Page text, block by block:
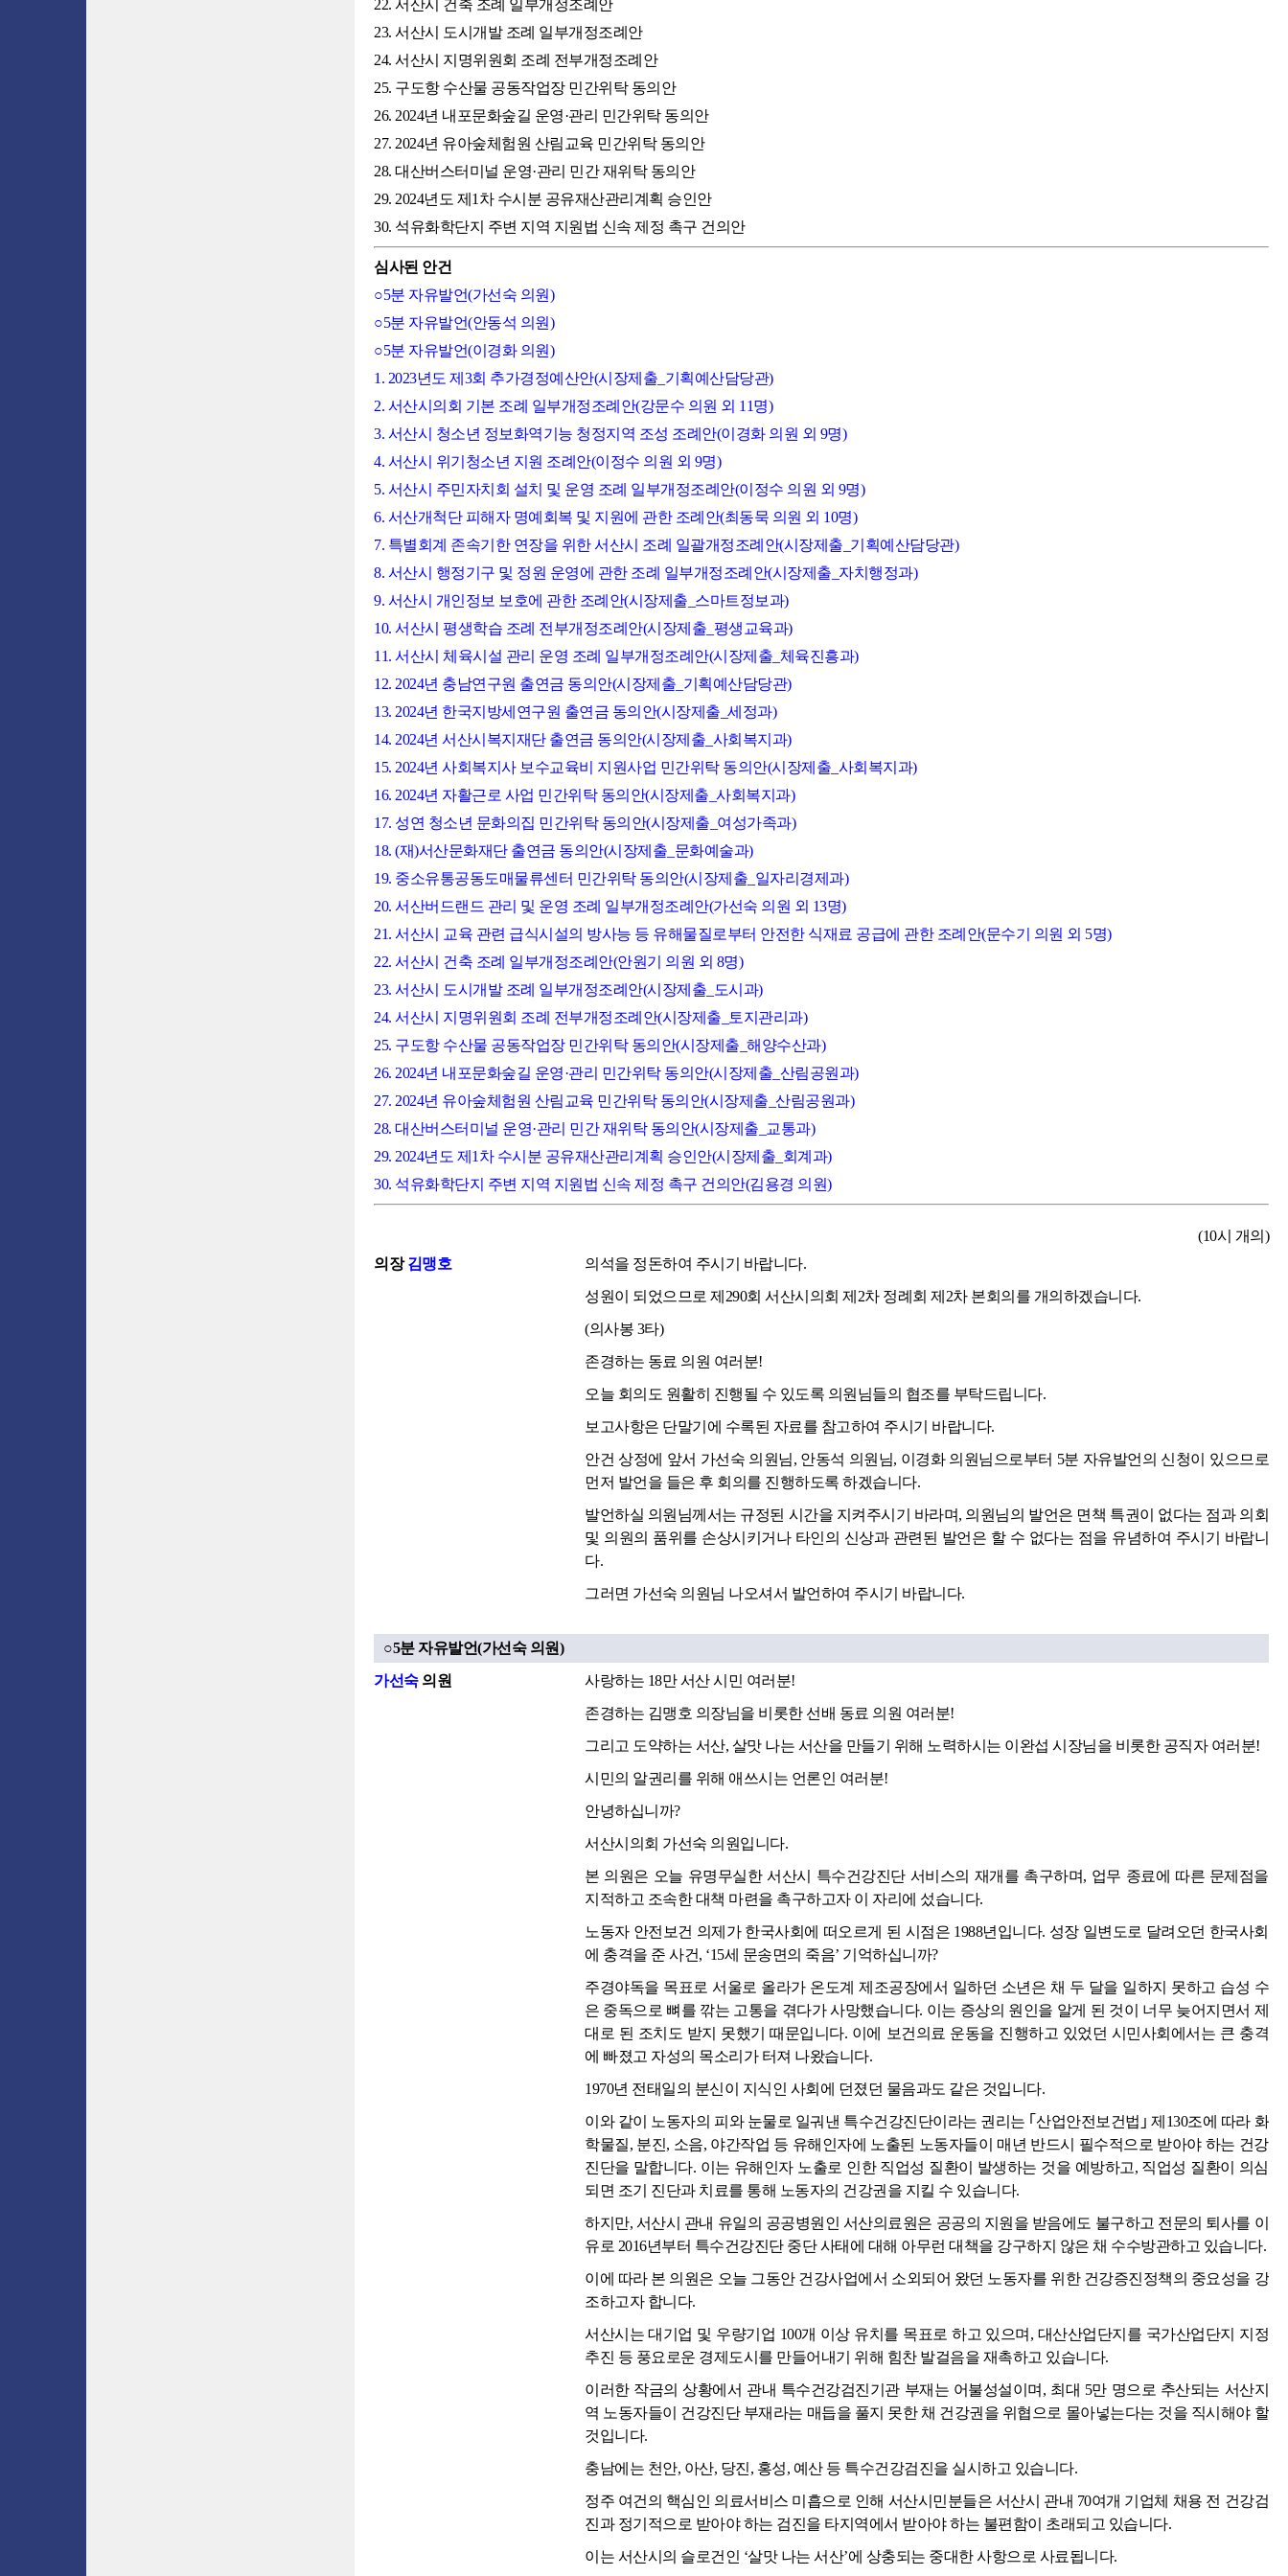
22. 서산시 건축 조례 일부개정조례안
23. 서산시 도시개발 조례 일부개정조례안
24. 서산시 지명위원회 조례 전부개정조례안
25. 구도항 수산물 공동작업장 민간위탁 동의안
26. 2024년 내포문화숲길 운영·관리 민간위탁 동의안
27. 2024년 유아숲체험원 산림교육 민간위탁 동의안
28. 대산버스터미널 운영·관리 민간 재위탁 동의안
29. 2024년도 제1차 수시분 공유재산관리계획 승인안
30. 석유화학단지 주변 지역 지원법 신속 제정 촉구 건의안
심사된 안건
○5분 자유발언(가선숙 의원)
○5분 자유발언(안동석 의원)
○5분 자유발언(이경화 의원)
1. 2023년도 제3회 추가경정예산안(시장제출_기획예산담당관)
2. 서산시의회 기본 조례 일부개정조례안(강문수 의원 외 11명)
3. 서산시 청소년 정보화역기능 청정지역 조성 조례안(이경화 의원 외 9명)
4. 서산시 위기청소년 지원 조례안(이정수 의원 외 9명)
5. 서산시 주민자치회 설치 및 운영 조례 일부개정조례안(이정수 의원 외 9명)
6. 서산개척단 피해자 명예회복 및 지원에 관한 조례안(최동묵 의원 외 10명)
7. 특별회계 존속기한 연장을 위한 서산시 조례 일괄개정조례안(시장제출_기획예산담당관)
8. 서산시 행정기구 및 정원 운영에 관한 조례 일부개정조례안(시장제출_자치행정과)
9. 서산시 개인정보 보호에 관한 조례안(시장제출_스마트정보과)
10. 서산시 평생학습 조례 전부개정조례안(시장제출_평생교육과)
11. 서산시 체육시설 관리 운영 조례 일부개정조례안(시장제출_체육진흥과)
12. 2024년 충남연구원 출연금 동의안(시장제출_기획예산담당관)
13. 2024년 한국지방세연구원 출연금 동의안(시장제출_세정과)
14. 2024년 서산시복지재단 출연금 동의안(시장제출_사회복지과)
15. 2024년 사회복지사 보수교육비 지원사업 민간위탁 동의안(시장제출_사회복지과)
16. 2024년 자활근로 사업 민간위탁 동의안(시장제출_사회복지과)
17. 성연 청소년 문화의집 민간위탁 동의안(시장제출_여성가족과)
18. (재)서산문화재단 출연금 동의안(시장제출_문화예술과)
19. 중소유통공동도매물류센터 민간위탁 동의안(시장제출_일자리경제과)
20. 서산버드랜드 관리 및 운영 조례 일부개정조례안(가선숙 의원 외 13명)
21. 서산시 교육 관련 급식시설의 방사능 등 유해물질로부터 안전한 식재료 공급에 관한 조례안(문수기 의원 외 5명)
22. 서산시 건축 조례 일부개정조례안(안원기 의원 외 8명)
23. 서산시 도시개발 조례 일부개정조례안(시장제출_도시과)
24. 서산시 지명위원회 조례 전부개정조례안(시장제출_토지관리과)
25. 구도항 수산물 공동작업장 민간위탁 동의안(시장제출_해양수산과)
26. 2024년 내포문화숲길 운영·관리 민간위탁 동의안(시장제출_산림공원과)
27. 2024년 유아숲체험원 산림교육 민간위탁 동의안(시장제출_산림공원과)
28. 대산버스터미널 운영·관리 민간 재위탁 동의안(시장제출_교통과)
29. 2024년도 제1차 수시분 공유재산관리계획 승인안(시장제출_회계과)
30. 석유화학단지 주변 지역 지원법 신속 제정 촉구 건의안(김용경 의원)
(10시 개의)
의장김맹호
의석을 정돈하여 주시기 바랍니다.
성원이 되었으므로 제290회 서산시의회 제2차 정례회 제2차 본회의를 개의하겠습니다.
(의사봉 3타)
존경하는 동료 의원 여러분!
오늘 회의도 원활히 진행될 수 있도록 의원님들의 협조를 부탁드립니다.
보고사항은 단말기에 수록된 자료를 참고하여 주시기 바랍니다.
안건 상정에 앞서 가선숙 의원님, 안동석 의원님, 이경화 의원님으로부터 5분 자유발언의 신청이 있으므로
먼저 발언을 들은 후 회의를 진행하도록 하겠습니다.
발언하실 의원님께서는 규정된 시간을 지켜주시기 바라며, 의원님의 발언은 면책 특권이 없다는 점과 의회
및 의원의 품위를 손상시키거나 타인의 신상과 관련된 발언은 할 수 없다는 점을 유념하여 주시기 바랍니
다.
그러면 가선숙 의원님 나오셔서 발언하여 주시기 바랍니다.
○5분 자유발언(가선숙 의원)
가선숙의원
사랑하는 18만 서산 시민 여러분!
존경하는 김맹호 의장님을 비롯한 선배 동료 의원 여러분!
그리고 도약하는 서산, 살맛 나는 서산을 만들기 위해 노력하시는 이완섭 시장님을 비롯한 공직자 여러분!
시민의 알권리를 위해 애쓰시는 언론인 여러분!
안녕하십니까?
서산시의회 가선숙 의원입니다.
본 의원은 오늘 유명무실한 서산시 특수건강진단 서비스의 재개를 촉구하며, 업무 종료에 따른 문제점을
지적하고 조속한 대책 마련을 촉구하고자 이 자리에 섰습니다.
노동자 안전보건 의제가 한국사회에 떠오르게 된 시점은 1988년입니다. 성장 일변도로 달려오던 한국사회
에 충격을 준 사건, ‘15세 문송면의 죽음’ 기억하십니까?
주경야독을 목표로 서울로 올라가 온도계 제조공장에서 일하던 소년은 채 두 달을 일하지 못하고 습성 수
은 중독으로 뼈를 깎는 고통을 겪다가 사망했습니다. 이는 증상의 원인을 알게 된 것이 너무 늦어지면서 제
대로 된 조치도 받지 못했기 때문입니다. 이에 보건의료 운동을 진행하고 있었던 시민사회에서는 큰 충격
에 빠졌고 자성의 목소리가 터져 나왔습니다.
1970년 전태일의 분신이 지식인 사회에 던졌던 물음과도 같은 것입니다.
이와 같이 노동자의 피와 눈물로 일궈낸 특수건강진단이라는 권리는 ｢산업안전보건법｣ 제130조에 따라 화
학물질, 분진, 소음, 야간작업 등 유해인자에 노출된 노동자들이 매년 반드시 필수적으로 받아야 하는 건강
진단을 말합니다. 이는 유해인자 노출로 인한 직업성 질환이 발생하는 것을 예방하고, 직업성 질환이 의심
되면 조기 진단과 치료를 통해 노동자의 건강권을 지킬 수 있습니다.
하지만, 서산시 관내 유일의 공공병원인 서산의료원은 공공의 지원을 받음에도 불구하고 전문의 퇴사를 이
유로 2016년부터 특수건강진단 중단 사태에 대해 아무런 대책을 강구하지 않은 채 수수방관하고 있습니다.
이에 따라 본 의원은 오늘 그동안 건강사업에서 소외되어 왔던 노동자를 위한 건강증진정책의 중요성을 강
조하고자 합니다.
서산시는 대기업 및 우량기업 100개 이상 유치를 목표로 하고 있으며, 대산산업단지를 국가산업단지 지정
추진 등 풍요로운 경제도시를 만들어내기 위해 힘찬 발걸음을 재촉하고 있습니다.
이러한 작금의 상황에서 관내 특수건강검진기관 부재는 어불성설이며, 최대 5만 명으로 추산되는 서산지
역 노동자들이 건강진단 부재라는 매듭을 풀지 못한 채 건강권을 위협으로 몰아넣는다는 것을 직시해야 할
것입니다.
충남에는 천안, 아산, 당진, 홍성, 예산 등 특수건강검진을 실시하고 있습니다.
정주 여건의 핵심인 의료서비스 미흡으로 인해 서산시민분들은 서산시 관내 70여개 기업체 채용 전 건강검
진과 정기적으로 받아야 하는 검진을 타지역에서 받아야 하는 불편함이 초래되고 있습니다.
이는 서산시의 슬로건인 ‘살맛 나는 서산’에 상충되는 중대한 사항으로 사료됩니다.